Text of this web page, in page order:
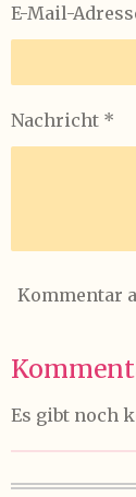
E-Mail-
Nachricht *
Kommentar
Es gibt noch